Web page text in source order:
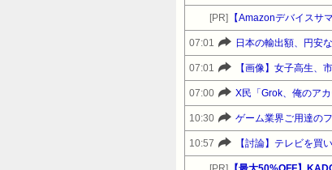
[PR]
07:01 日本の輸出額、円安
07:01 【画像】女子高生、
07:00 X民「Grok、俺のア
10:30 ゲーム業界ご用達の
10:57